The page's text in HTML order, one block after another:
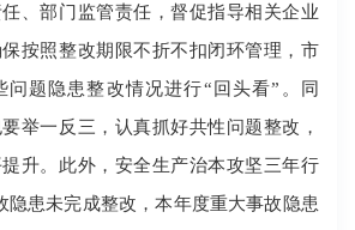
、部门监管责任，督促指导相关企业
按照整改期限不折不扣闭环管理，市
问题隐患整改情况进行“回头看”。同
举一反三，认真抓好共性问题整改，
升。此外，安全生产治本攻坚三年行
隐患未完成整改，本年度重大事故隐患